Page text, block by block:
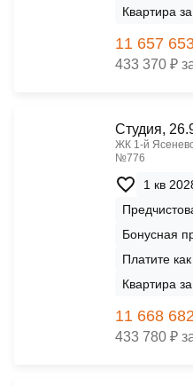
Квартира
11 657
433 370 ₽
Cтудия,
ЖК 1‑й
№776
1 кв
Бонусная
Платите
Квартира
11 668
433 780 ₽